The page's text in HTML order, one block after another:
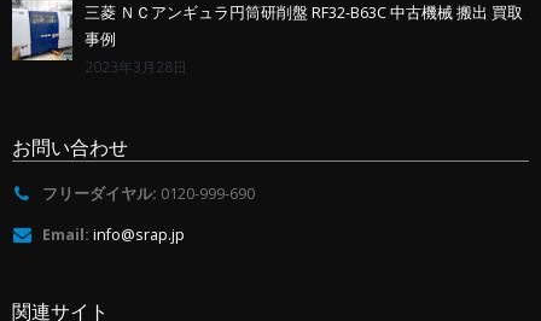
三菱 ＮＣアンギュラ円筒研削盤 RF32-B63C 中古機械 搬出 買取
事例
2023年3月28日
お問い合わせ
フリーダイヤル: 0120-999-690
Email: info@srap.jp
関連サイト